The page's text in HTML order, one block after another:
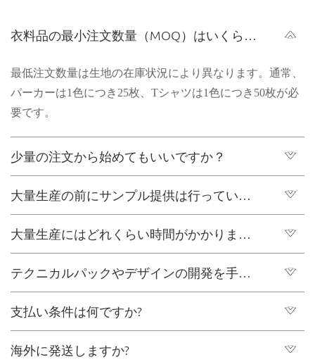
衣料品の最小注文数量（MOQ）はいくらで
すか?
最低注文数量は生地の在庫状況により異なります。通常、
パーカーは1色につき25枚、Tシャツは1色につき50枚が必
要です。
少量の注文から始めてもいいですか？
はい、少量の注文でも大丈夫です
大量生産の前にサンプル提供は行っていま
すか?
はい、サンプルを提供しており、サンプルの所要時間は、
設計と材料調達の複雑さに応じて、通常 7 ～ 10 営業日か
かります。
大量生産にはどれくらい時間がかかります
か?
量産リードタイムは、注文サイズと材料の入手状況に応じ
て、サンプル承認と前金支払い後、通常20〜25日です。
テクニカルパックやデザインの開発を手伝
ってもらえますか?
もちろんです。当社には、お客様のブランドの方向性に基
づいて、技術パッケージ、パターン作成、生地の推奨、製
品の改善を支援できる経験豊富な製品開発チームがありま
支払い条件は何ですか?
新規のお客様には通常、T/T（電信送金）による前払いで
海外に発送しますか?